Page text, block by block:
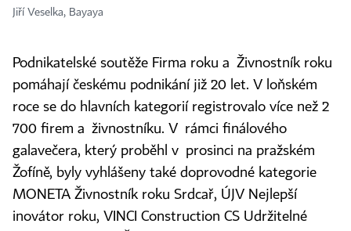
Jiří Veselka, Bayaya
Podnikatelské soutěže Firma roku a Živnostník roku
pomáhají českému podnikání již 20 let. V loňském
roce se do hlavních kategorií registrovalo více než 2
700 firem a živnostníku. V rámci finálového
galavečera, který proběhl v prosinci na pražském
Žofíně, byly vyhlášeny také doprovodné kategorie
MONETA Živnostník roku Srdcař, ÚJV Nejlepší
inovátor roku, VINCI Construction CS Udržitelné